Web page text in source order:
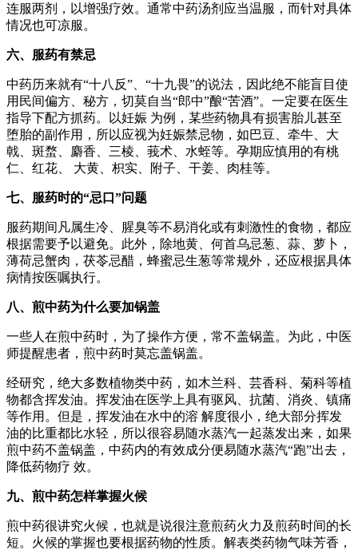
连服两剂，以增强疗效。通常中药汤剂应当温服，而针对具体
情况也可凉服。
六、服药有禁忌
中药历来就有“十八反”、“十九畏”的说法，因此绝不能盲目使
用民间偏方、秘方，切莫自当“郎中”酿“苦酒”。一定要在医生
指导下配方抓药。以妊娠 为例，某些药物具有损害胎儿甚至
堕胎的副作用，所以应视为妊娠禁忌物，如巴豆、牵牛、大
戟、斑蝥、麝香、三棱、莪术、水蛭等。孕期应慎用的有桃
仁、红花、 大黄、枳实、附子、干姜、肉桂等。
七、服药时的“忌口”问题
服药期间凡属生冷、腥臭等不易消化或有刺激性的食物，都应
根据需要予以避免。此外，除地黄、何首乌忌葱、蒜、萝卜，
薄荷忌蟹肉，茯苓忌醋，蜂蜜忌生葱等常规外，还应根据具体
病情按医嘱执行。
八、煎中药为什么要加锅盖
一些人在煎中药时，为了操作方便，常不盖锅盖。为此，中医
师提醒患者，煎中药时莫忘盖锅盖。
经研究，绝大多数植物类中药，如木兰科、芸香科、菊科等植
物都含挥发油。挥发油在医学上具有驱风、抗菌、消炎、镇痛
等作用。但是，挥发油在水中的溶 解度很小，绝大部分挥发
油的比重都比水轻，所以很容易随水蒸汽一起蒸发出来，如果
煎中药不盖锅盖，中药内的有效成分便易随水蒸汽“跑”出去，
降低药物疗 效。
九、煎中药怎样掌握火候
煎中药很讲究火候，也就是说很注意煎药火力及煎药时间的长
短。火候的掌握也要根据药物的性质。解表类药物气味芳香，